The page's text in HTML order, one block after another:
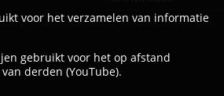
voor het verzamelen van informatie
gebruikt voor het op afstand
derden (YouTube).